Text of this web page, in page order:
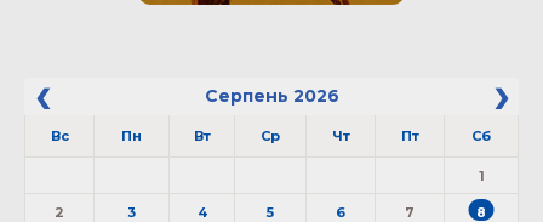
Серпень 2026
Вс Пн Вт Ср Чт Пт Сб
1
2 3 4 5 6 7 8